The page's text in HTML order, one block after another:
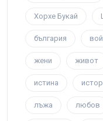
Хорхе Букай
българия
жени живот
истина
лъжа любов